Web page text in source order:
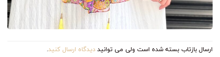
ارسال بازتاب بسته شده است ولی می توانیددیدگاه ارسال کنید.